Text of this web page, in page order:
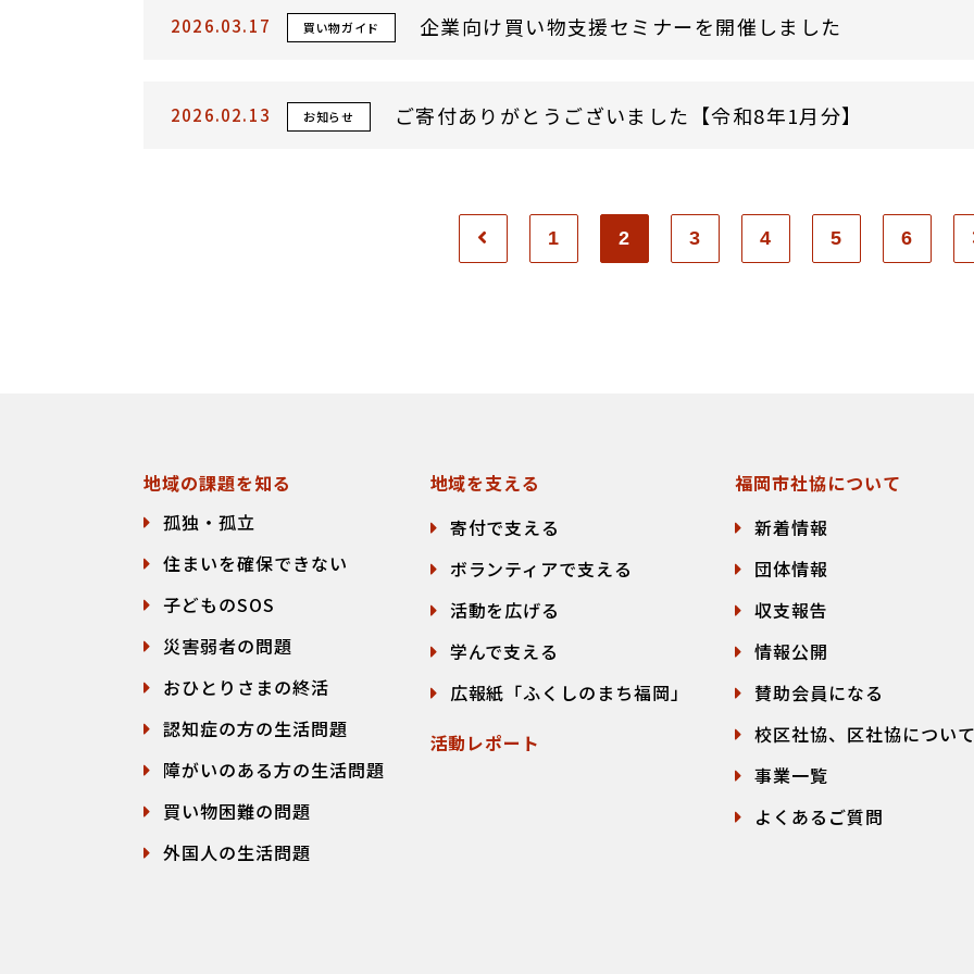
2026.03.17 買い物ガイド 企業向け買い物支援セミナーを開催しました
2026.02.13 お知らせ ご寄付ありがとうございました【令和8年1月分】
1 2 3 4 5 6
地域の課題を知る
孤独・孤立
住まいを確保できない
子どものSOS
災害弱者の問題
おひとりさまの終活
認知症の方の生活問題
障がいのある方の生活問題
買い物困難の問題
外国人の生活問題
地域を支える
寄付で支える
ボランティアで支える
活動を広げる
学んで支える
広報紙「ふくしのまち福岡」
活動レポート
福岡市社協について
新着情報
団体情報
収支報告
情報公開
賛助会員になる
校区社協、区社協について
事業一覧
よくあるご質問